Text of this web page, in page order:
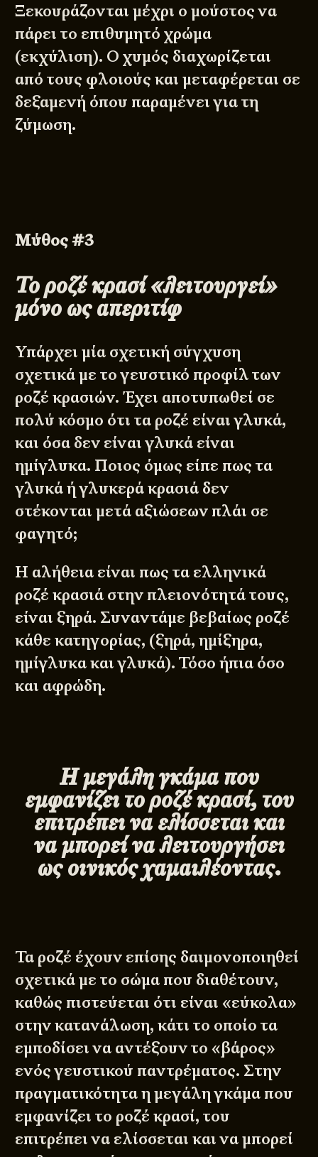
Ξεκουράζονται μέχρι ο μούστος να
πάρει το επιθυμητό χρώμα
(εκχύλιση). Ο χυμός διαχωρίζεται
από τους φλοιούς και μεταφέρεται σε
δεξαμενή όπου παραμένει για τη
ζύμωση.
Μύθος #3
Το ροζέ κρασί «λειτουργεί»
μόνο ως απεριτίφ
Υπάρχει μία σχετική σύγχυση
σχετικά με το γευστικό προφίλ των
ροζέ κρασιών. Έχει αποτυπωθεί σε
πολύ κόσμο ότι τα ροζέ είναι γλυκά,
και όσα δεν είναι γλυκά είναι
ημίγλυκα. Ποιος όμως είπε πως τα
γλυκά ή γλυκερά κρασιά δεν
στέκονται μετά αξιώσεων πλάι σε
φαγητό;
Η αλήθεια είναι πως τα ελληνικά
ροζέ κρασιά στην πλειονότητά τους,
είναι ξηρά. Συναντάμε βεβαίως ροζέ
κάθε κατηγορίας, (ξηρά, ημίξηρα,
ημίγλυκα και γλυκά). Τόσο ήπια όσο
και αφρώδη.
Η μεγάλη γκάμα που
εμφανίζει το ροζέ κρασί, του
επιτρέπει να ελίσσεται και
να μπορεί να λειτουργήσει
ως οινικός χαμαιλέοντας.
Τα ροζέ έχουν επίσης δαιμονοποιηθεί
σχετικά με το σώμα που διαθέτουν,
καθώς πιστεύεται ότι είναι «εύκολα»
στην κατανάλωση, κάτι το οποίο τα
εμποδίσει να αντέξουν το «βάρος»
ενός γευστικού παντρέματος. Στην
πραγματικότητα η μεγάλη γκάμα που
εμφανίζει το ροζέ κρασί, του
επιτρέπει να ελίσσεται και να μπορεί